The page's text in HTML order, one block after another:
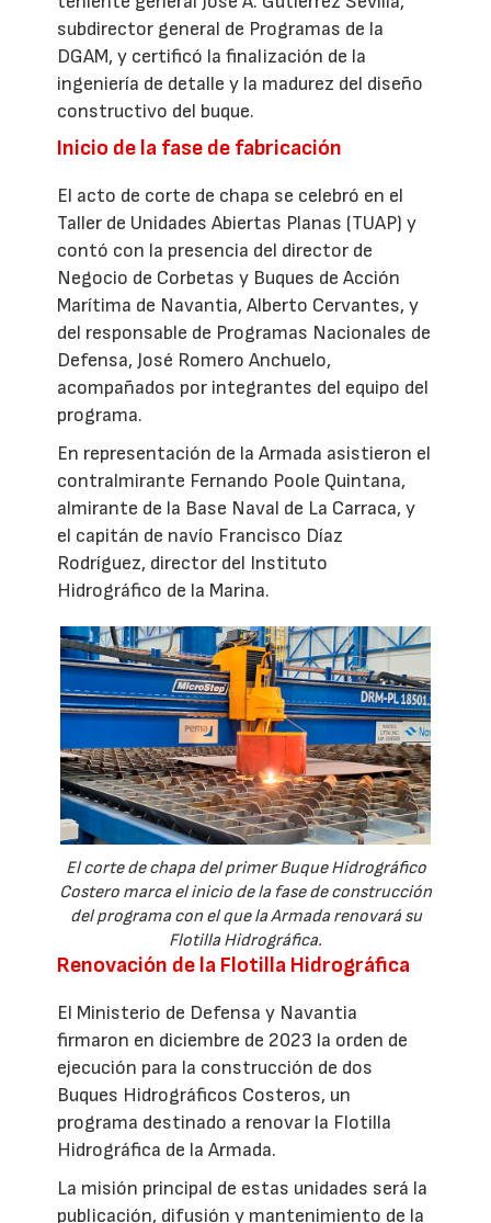
subdirector general de Programas de la
DGAM, y certificó la finalización de la
ingeniería de detalle y la madurez del diseño
constructivo del buque.
Inicio de la fase de fabricación
El acto de corte de chapa se celebró en el
Taller de Unidades Abiertas Planas (TUAP) y
contó con la presencia del director de
Negocio de Corbetas y Buques de Acción
Marítima de Navantia, Alberto Cervantes, y
del responsable de Programas Nacionales de
Defensa, José Romero Anchuelo,
acompañados por integrantes del equipo del
programa.
En representación de la Armada asistieron el
contralmirante Fernando Poole Quintana,
almirante de la Base Naval de La Carraca, y
el capitán de navío Francisco Díaz
Rodríguez, director del Instituto
Hidrográfico de la Marina.
El corte de chapa del primer Buque Hidrográfico
Costero marca el inicio de la fase de construcción
del programa con el que la Armada renovará su
Flotilla Hidrográfica.
Renovación de la Flotilla Hidrográfica
El Ministerio de Defensa y Navantia
firmaron en diciembre de 2023 la orden de
ejecución para la construcción de dos
Buques Hidrográficos Costeros, un
programa destinado a renovar la Flotilla
Hidrográfica de la Armada.
La misión principal de estas unidades será la
publicación, difusión y mantenimiento de la